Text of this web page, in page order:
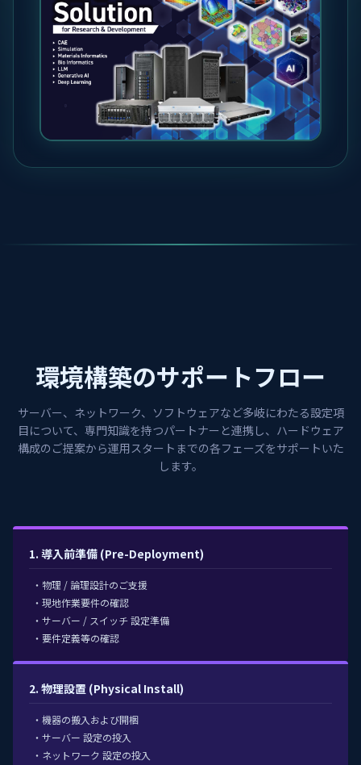
環境構築のサポートフロー
サーバー、ネットワーク、ソフトウェアなど多岐にわたる設定項
目について、専門知識を持つパートナーと連携し、ハードウェア
構成のご提案から運用スタートまでの各フェーズをサポートいた
します。
1. 導入前準備 (Pre-Deployment)
・物理 / 論理設計のご支援
・現地作業要件の確認
・サーバー / スイッチ 設定準備
・要件定義等の確認
2. 物理設置 (Physical Install)
・機器の搬入および開梱
・サーバー 設定の投入
・ネットワーク 設定の投入